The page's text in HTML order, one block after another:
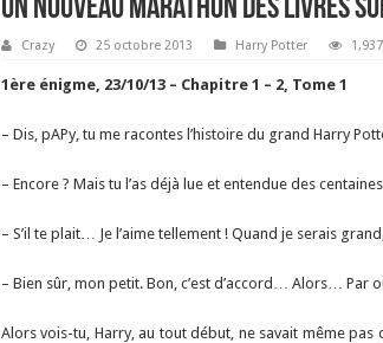
Un nouveau marathon des livres
Crazy 25 octobre 2013 Harry Potter
1ère énigme, 23/10/13 – Chapitre 1 – 2, Tome 1
– Dis, pAPy, tu me racontes l’histoire du grand Harry
– Encore ? Mais tu l’as déjà lue et entendue des
– S’il te plait… Je l’aime tellement ! Quand je serais
– Bien sûr, mon petit. Bon, c’est d’accord… Alors… Par
Alors vois-tu, Harry, au tout début, ne savait même pas